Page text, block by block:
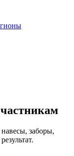
заборы,